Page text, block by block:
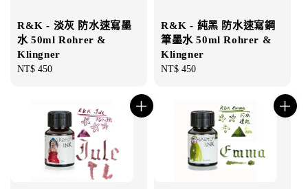
R&K - 淡灰 防水速寫墨
水 50ml Rohrer &
Klingner
Regular
NT$ 450
R&K - 純黑 防水速寫鋼
筆墨水 50ml Rohrer &
Klingner
Regular
NT$ 450